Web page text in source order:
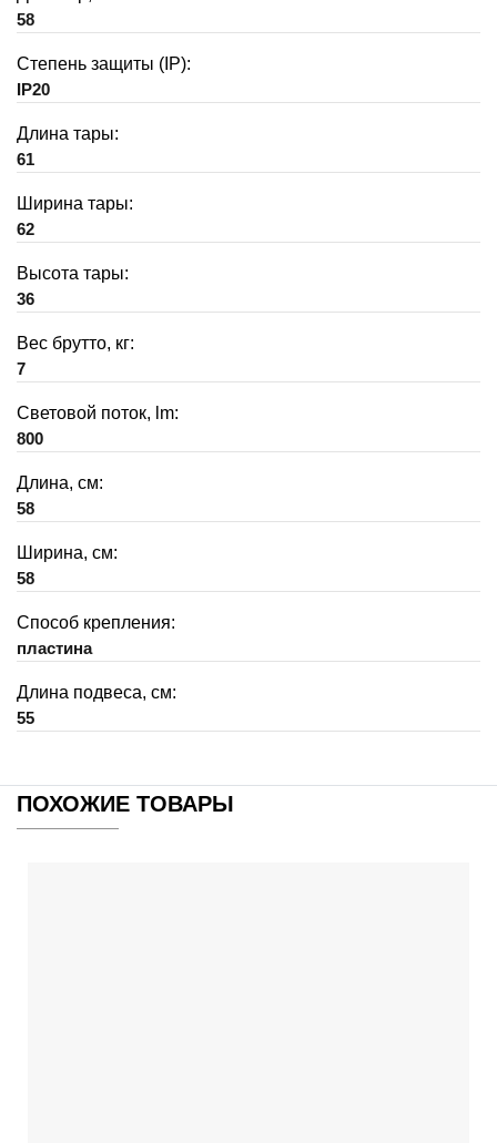
58
Степень защиты (IP):
IP20
Длина тары:
61
Ширина тары:
62
Высота тары:
36
Вес брутто, кг:
7
Световой поток, lm:
800
Длина, см:
58
Ширина, см:
58
Способ крепления:
пластина
Длина подвеса, см:
55
ПОХОЖИЕ ТОВАРЫ